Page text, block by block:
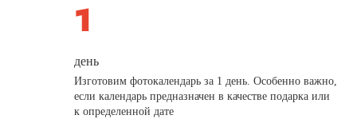
день
Изготовим фотокалендарь за 1 день. Особенно важно,
если календарь предназначен в качестве подарка или
к определенной дате